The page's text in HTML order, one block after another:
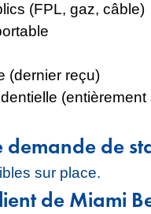
(FPL, gaz, câble)
(dernier reçu)
de
sur place.
de Miami